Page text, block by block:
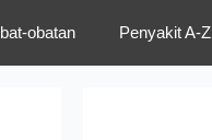
obatan Penyakit A-Z